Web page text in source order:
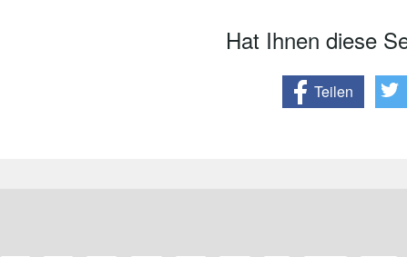
Hat Ihnen diese
Teilen